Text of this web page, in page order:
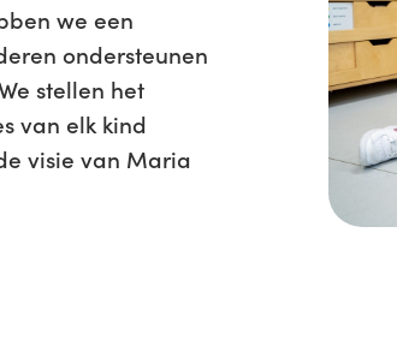
we een
ondersteunen
stellen het
van elk kind
visie van Maria